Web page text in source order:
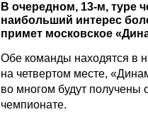
В очередном, 13-м, туре
наибольший интерес
примет московское
Обе команды находятся в
на четвертом месте,
во многом будут получены
чемпионате.